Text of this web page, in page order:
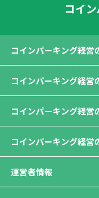
コイ
コインパーキング経営
コインパーキング経営
コインパーキング経営
コインパーキング経営
運営者情報